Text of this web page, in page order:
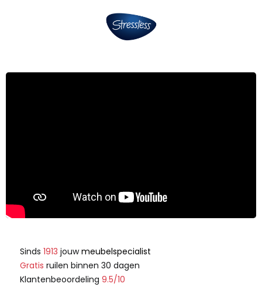
Sinds 1913 jouwmeubelspecialist
Gratis ruilen binnen 30 dagen
Klantenbeoordeling 9.5/10